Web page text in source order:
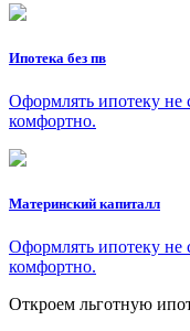
Ипотека без пв
Оформлять ипотеку не
комфортно.
Материнский капиталл
Оформлять ипотеку не
комфортно.
Откроем льготную